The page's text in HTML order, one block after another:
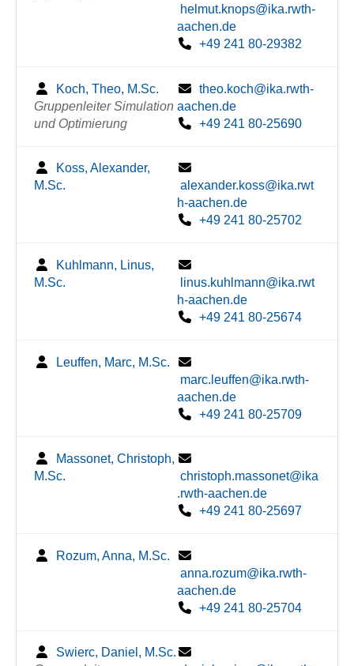
helmut.knops@ika.rwth-
aachen.de
+49 241 80-29382
Koch, Theo, M.Sc.
Gruppenleiter Simulation
und Optimierung
theo.koch@ika.rwth-
aachen.de
+49 241 80-25690
Koss, Alexander,
M.Sc.
alexander.koss@ika.rwt
h-aachen.de
+49 241 80-25702
Kuhlmann, Linus,
M.Sc.
linus.kuhlmann@ika.rwt
h-aachen.de
+49 241 80-25674
Leuffen, Marc, M.Sc.
marc.leuffen@ika.rwth-
aachen.de
+49 241 80-25709
Massonet, Christoph,
M.Sc.
christoph.massonet@ika
.rwth-aachen.de
+49 241 80-25697
Rozum, Anna, M.Sc.
anna.rozum@ika.rwth-
aachen.de
+49 241 80-25704
Swierc, Daniel, M.Sc.